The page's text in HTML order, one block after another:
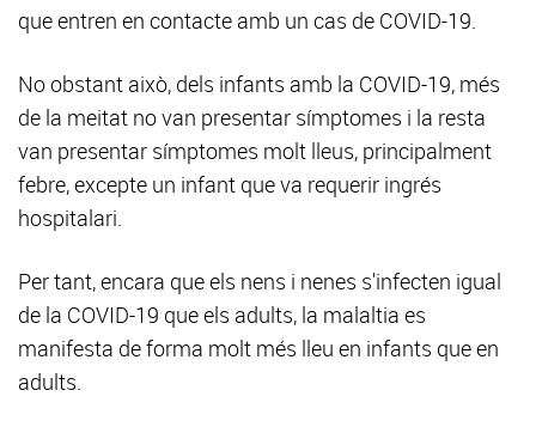
que entren en contacte amb un cas de COVID-19.
No obstant això, dels infants amb la COVID-19, més
de la meitat no van presentar símptomes i la resta
van presentar símptomes molt lleus, principalment
febre, excepte un infant que va requerir ingrés
hospitalari.
Per tant, encara que els nens i nenes s'infecten igual
de la COVID-19 que els adults, la malaltia es
manifesta de forma molt més lleu en infants que en
adults.